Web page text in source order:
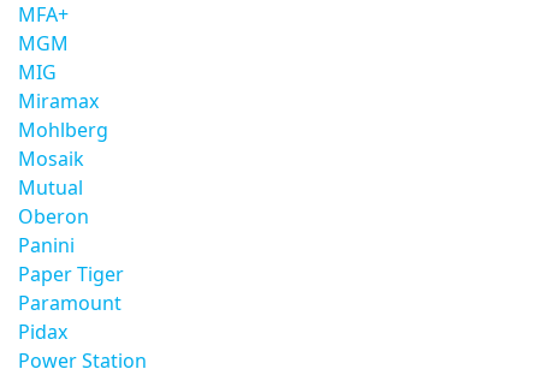
MFA+
MGM
MIG
Miramax
Mohlberg
Mosaik
Mutual
Oberon
Panini
Paper Tiger
Paramount
Pidax
Power Station